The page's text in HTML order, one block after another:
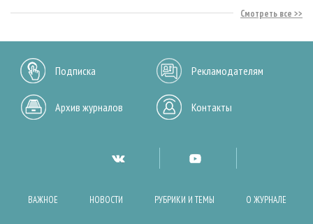
Смотреть все
Подписка Рекламодателям
Архив журналов Контакты
ВАЖНОЕ НОВОСТИ РУБРИКИ И ТЕМЫ О ЖУРНАЛЕ